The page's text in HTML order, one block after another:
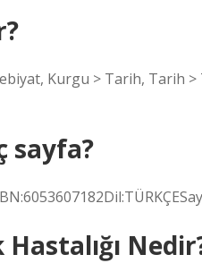
Kurgu > Tarih, Tarih
sayfa?
Hastalığı